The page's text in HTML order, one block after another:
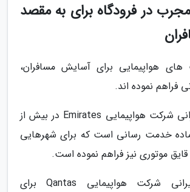
در فرودگاه برای به مقصد
هواپیمایی برای آسایش مسافران،
فراهم نموده اند.
سرویس تاکسیرانی شرکت هواپیمایی Emirates در بیش از
آماده خدمت رسانی است که برای شهرهایی
قایق موتوری نیز فراهم نموده است.
سرویس تاکسیرانی شرکت هواپیمایی Qantas برای